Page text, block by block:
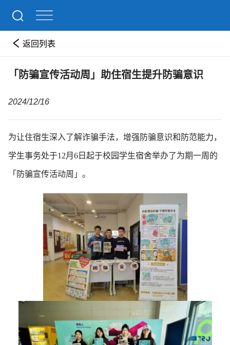
返回列表
「防骗宣传活动周」助住宿生提升防骗意识
2024/12/16
为让住宿生深入了解诈骗手法，增强防骗意识和防范能力，
学生事务处于12月6日起于校园学生宿舍举办了为期一周的
「防骗宣传活动周」。